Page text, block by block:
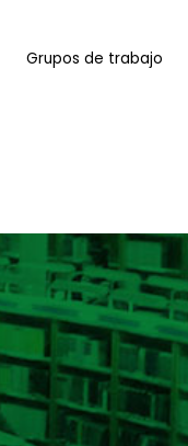
Grupos de trabajo